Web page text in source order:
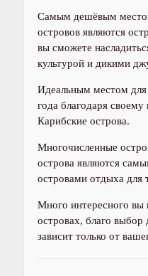
Самым дешёвым
островов являются
вы сможете
культурой и дикими
Идеальным местом для
года благодаря
Карибские острова.
Многочисленные
острова являются
островами отдыха для
Много интересного вы
островах, благо выбор
зависит только от